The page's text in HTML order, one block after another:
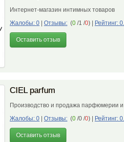
Интернет-магазин интимных товаров
Жалобы: 0
Отзывы: (0 /1 /0) Рейтинг:
Оставить отзыв
CIEL parfum
Производство и продажа парфюмерии и
Жалобы: 0
Отзывы: (0 /0 /0) Рейтинг:
Оставить отзыв